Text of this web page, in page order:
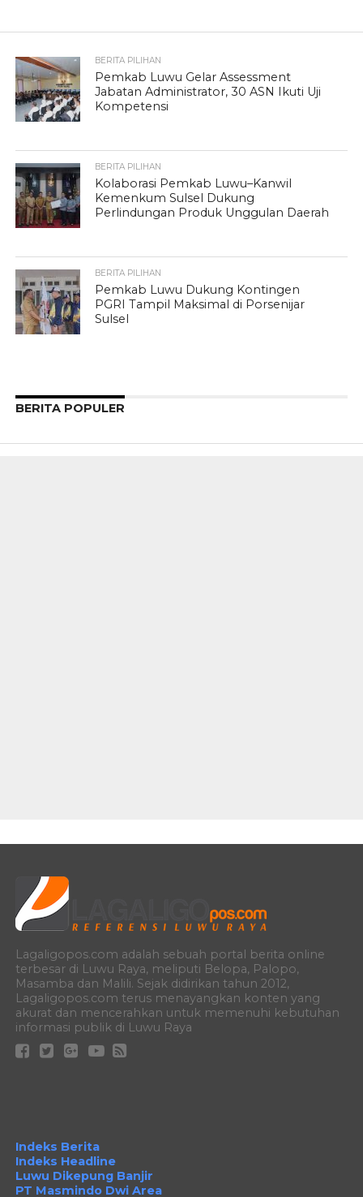
BERITA PILIHAN
Pemkab Luwu Gelar Assessment
Jabatan Administrator, 30 ASN Ikuti Uji
Kompetensi
BERITA PILIHAN
Kolaborasi Pemkab Luwu–Kanwil
Kemenkum Sulsel Dukung
Perlindungan Produk Unggulan Daerah
BERITA PILIHAN
Pemkab Luwu Dukung Kontingen
PGRI Tampil Maksimal di Porsenijar
Sulsel
BERITA POPULER
Lagaligopos.com adalah sebuah portal berita online
terbesar di Luwu Raya, meliputi Belopa, Palopo,
Masamba dan Malili. Sejak didirikan tahun 2012,
Lagaligopos.com terus menayangkan konten yang
akurat dan mencerahkan untuk memenuhi kebutuhan
informasi publik di Luwu Raya
Indeks Berita
Indeks Headline
Luwu Dikepung Banjir
PT Masmindo Dwi Area